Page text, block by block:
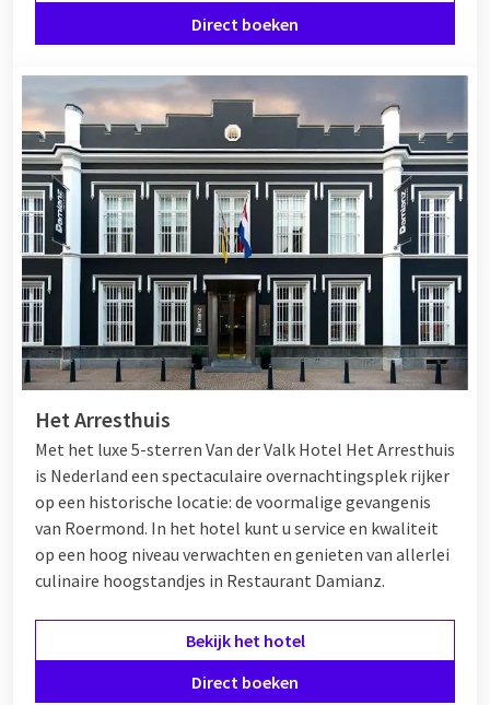
Direct boeken
Het Arresthuis
Met het luxe 5-sterren Van der Valk Hotel Het Arresthuis
is Nederland een spectaculaire overnachtingsplek rijker
op een historische locatie: de voormalige gevangenis
van Roermond. In het hotel kunt u service en kwaliteit
op een hoog niveau verwachten en genieten van allerlei
culinaire hoogstandjes in Restaurant Damianz.
Bekijk het hotel
Direct boeken